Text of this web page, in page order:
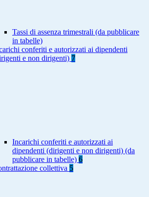
Tassi di assenza trimestrali (da pubblicare
in tabelle)
conferiti e autorizzati ai dipendenti
e non dirigenti) 7
Incarichi conferiti e autorizzati ai
dipendenti (dirigenti e non dirigenti) (da
pubblicare in tabelle) 6
collettiva 5